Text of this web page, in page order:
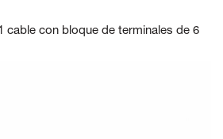
cable con bloque de terminales de 6